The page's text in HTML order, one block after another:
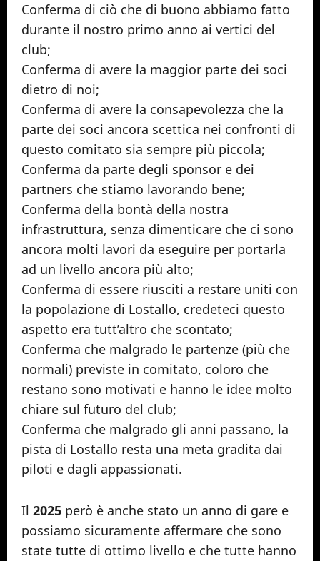
Conferma di ciò che di buono abbiamo fatto
durante il nostro primo anno ai vertici del
club;
Conferma di avere la maggior parte dei soci
dietro di noi;
Conferma di avere la consapevolezza che la
parte dei soci ancora scettica nei confronti di
questo comitato sia sempre più piccola;
Conferma da parte degli sponsor e dei
partners che stiamo lavorando bene;
Conferma della bontà della nostra
infrastruttura, senza dimenticare che ci sono
ancora molti lavori da eseguire per portarla
ad un livello ancora più alto;
Conferma di essere riusciti a restare uniti con
la popolazione di Lostallo, credeteci questo
aspetto era tutt’altro che scontato;
Conferma che malgrado le partenze (più che
normali) previste in comitato, coloro che
restano sono motivati e hanno le idee molto
chiare sul futuro del club;
Conferma che malgrado gli anni passano, la
pista di Lostallo resta una meta gradita dai
piloti e dagli appassionati.
Il 2025 però è anche stato un anno di gare e
possiamo sicuramente affermare che sono
state tutte di ottimo livello e che tutte hanno